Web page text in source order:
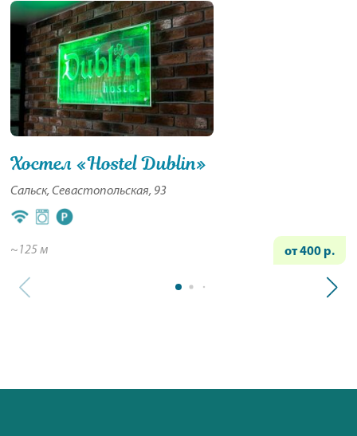
Хостел «Hostel Dublin»
Сальск, Севастопольская, 93
~125 м от 400 р.